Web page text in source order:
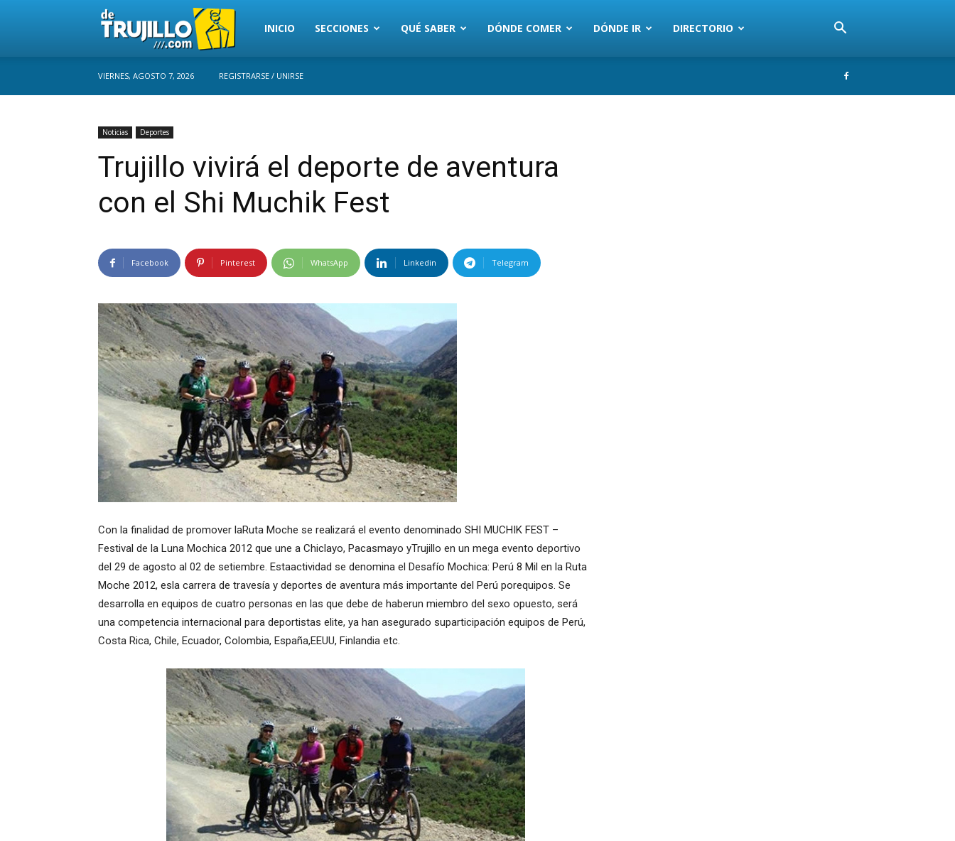
Trujillo
INICIO SECCIONES QUÉ SABER DÓNDE COMER DÓNDE IR DIRECTORIO
VIERNES, AGOSTO 7, 2026 REGISTRARSE / UNIRSE
Noticias Deportes
Trujillo vivirá el deporte de aventura
con el Shi Muchik Fest
Facebook Pinterest WhatsApp Linkedin Telegram
Con la finalidad de promover laRuta Moche se realizará el evento denominado SHI MUCHIK FEST –
Festival de la Luna Mochica 2012 que une a Chiclayo, Pacasmayo yTrujillo en un mega evento deportivo
del 29 de agosto al 02 de setiembre. Estaactividad se denomina el Desafío Mochica: Perú 8 Mil en la Ruta
Moche 2012, esla carrera de travesía y deportes de aventura más importante del Perú porequipos. Se
desarrolla en equipos de cuatro personas en las que debe de haberun miembro del sexo opuesto, será
una competencia internacional para deportistas elite, ya han asegurado suparticipación equipos de Perú,
Costa Rica, Chile, Ecuador, Colombia, España,EEUU, Finlandia etc.